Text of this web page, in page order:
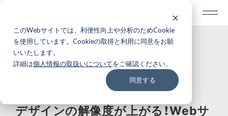
このWebサイトでは、利便性向上や分析のためCookie
を使用しています。Cookieの取得と利用に同意をお願
いいたします。
詳細は個人情報の取扱いについてをご確認ください。
同意する
ナレッジ・ノウハウ
デザインの解像度が上がる！Webサ